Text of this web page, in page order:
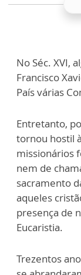
No Séc. XVI,
Francisco
País várias
Entretanto,
tornou hostil
missionários
nem de
sacramento
aqueles
presença de
Eucaristia.
Trezentos